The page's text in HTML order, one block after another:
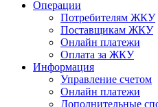
Операции
Потребителям ЖКУ
Поставщикам ЖКУ
Онлайн платежи
Оплата за ЖКУ
Информация
Управление счетом
Онлайн платежи
Дополнительные